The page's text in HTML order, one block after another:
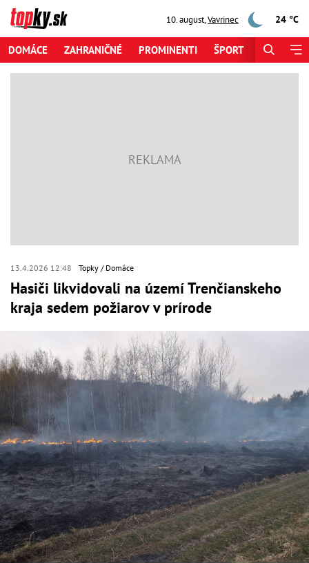
10. august,Vavrinec 24 °C
DOMÁCE ZAHRANIČNÉ PROMINENTI ŠPORT
13.4.2026 12:48 Topky Domáce
Hasiči likvidovali na území Trenčianskeho
kraja sedem požiarov v prírode